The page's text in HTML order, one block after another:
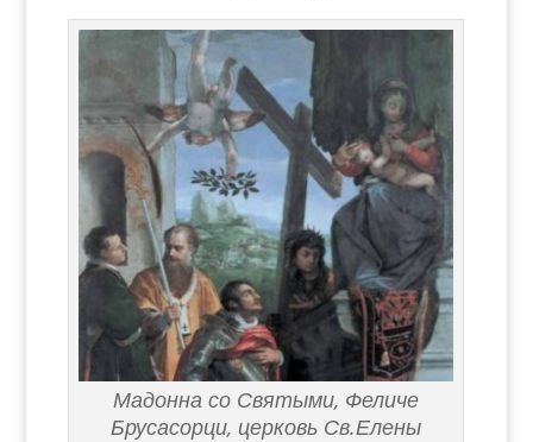
Мадонна со Святыми, Феличе
Брусасорци, церковь Св.Елены